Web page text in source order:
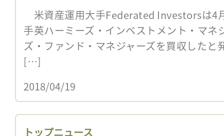
米資産運用大手Federated Investorsは4
手英ハーミーズ・インベストメント・マネ
ズ・ファンド・マネジャーズを買収したと
[…]
2018/04/19
トップニュース